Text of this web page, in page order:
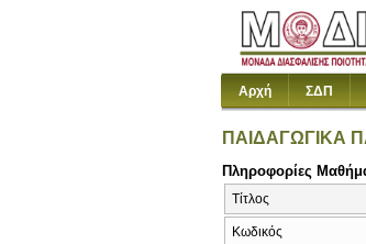
Αρχή ΣΔΠ
ΠΑΙΔΑΓΩΓΙΚΑ
Πληροφορίες
Τίτλος
Κωδικός